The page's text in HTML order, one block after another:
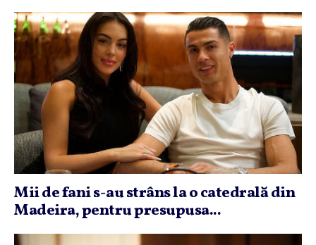
Mii de fani s-au strâns la o catedrală din
Madeira, pentru presupusa...